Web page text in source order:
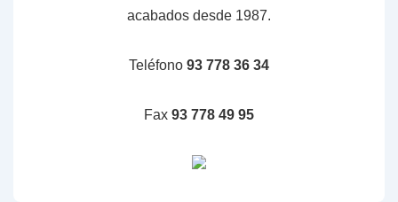
acabados desde 1987.
Teléfono 93 778 36 34
Fax 93 778 49 95